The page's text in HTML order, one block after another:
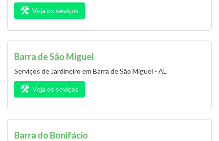
Veja os seviços
Barra de São Miguel
Serviços de Jardineiro em Barra de São Miguel - AL
Veja os seviços
Barra do Bonifácio